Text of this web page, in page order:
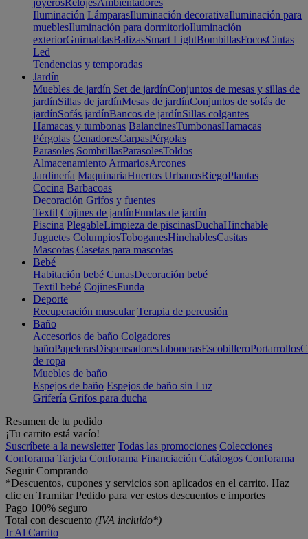
joyerosRelojesAmbientadores
Iluminación LámparasIluminación decorativaIluminación para
mueblesIluminación para dormitorioIluminación
exteriorGuirnaldasBalizasSmart LightBombillasFocosCintas
Led
Tendencias y temporadas
Jardín
Muebles de jardín Set de jardínConjuntos de mesas y sillas de
jardínSillas de jardínMesas de jardínConjuntos de sofás de
jardínSofás jardínBancos de jardínSillas colgantes
Hamacas y tumbonas BalancinesTumbonasHamacas
Pérgolas CenadoresCarpasPérgolas
Parasoles SombrillasParasolesToldos
Almacenamiento ArmariosArcones
Jardinería MaquinariaHuertos UrbanosRiegoPlantas
Cocina Barbacoas
Decoración Grifos y fuentes
Textil Cojines de jardínFundas de jardín
Piscina PlegableLimpieza de piscinasDuchaHinchable
Juguetes ColumpiosToboganesHinchablesCasitas
Mascotas Casetas para mascotas
Bebé
Habitación bebé CunasDecoración bebé
Textil bebé CojinesFunda
Deporte
Recuperación muscular Terapia de percusión
Baño
Accesorios de baño Colgadores
bañoPapelerasDispensadoresJabonerasEscobilleroPortarrollos
de ropa
Muebles de baño
Espejos de baño Espejos de baño sin Luz
Grifería Grifos para ducha
Resumen de tu pedido
¡Tu carrito está vacío!
Suscríbete a la newsletter Todas las promociones Colecciones
Conforama Tarjeta Conforama Financiación Catálogos Conforama
Seguir Comprando
*Descuentos, cupones y servicios son aplicados en el carrito. Haz
clic en Tramitar Pedido para ver estos descuentos e importes
Pago 100% seguro
Total con descuento (IVA incluido*)
Ir Al Carrito